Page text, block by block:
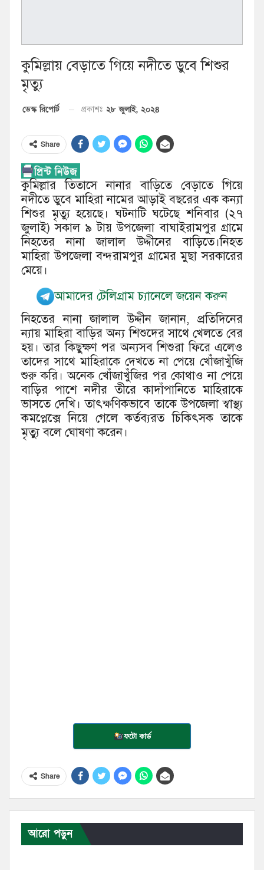
কুমিল্লায় বেড়াতে গিয়ে নদীতে ডুবে শিশুর
মৃত্যু
ডেস্ক রিপোর্ট প্রকাশঃ ২৮ জুলাই, ২০২৪
Share
কুমিল্লার তিতাসে নানার বাড়িতে বেড়াতে গিয়ে
নদীতে ডুবে মাহিরা নামের আড়াই বছরের এক কন্যা
শিশুর মৃত্যু হয়েছে। ঘটনাটি ঘটেছে শনিবার (২৭
জুলাই) সকাল ৯ টায় উপজেলা বাঘাইরামপুর গ্রামে
নিহতের নানা জালাল উদ্দীনের বাড়িতে।নিহত
মাহিরা উপজেলা বন্দরামপুর গ্রামের মুছা সরকারের
মেয়ে।
আমাদের টেলিগ্রাম চ্যানেলে জয়েন করুন
নিহতের নানা জালাল উদ্দীন জানান, প্রতিদিনের
ন্যায় মাহিরা বাড়ির অন্য শিশুদের সাথে খেলতে বের
হয়। তার কিছুক্ষণ পর অন্যসব শিশুরা ফিরে এলেও
তাদের সাথে মাহিরাকে দেখতে না পেয়ে খোঁজাখুঁজি
শুরু করি। অনেক খোঁজাখুঁজির পর কোথাও না পেয়ে
বাড়ির পাশে নদীর তীরে কাদাঁপানিতে মাহিরাকে
ভাসতে দেখি। তাৎক্ষণিকভাবে তাকে উপজেলা স্বাস্থ্য
কমপ্লেক্সে নিয়ে গেলে কর্তব্যরত চিকিৎসক তাকে
মৃত্যু বলে ঘোষণা করেন।
ফটো কার্ড
Share
আরো পড়ুন